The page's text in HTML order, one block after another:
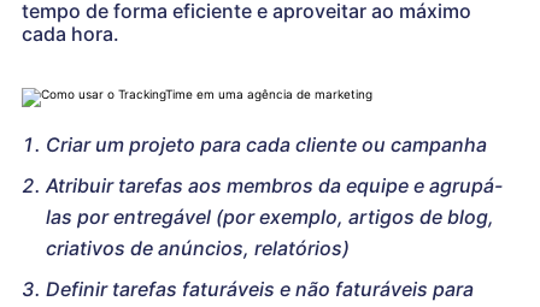
tempo de forma eficiente e aproveitar ao máximo
cada hora.
Criar um projeto para cada cliente ou campanha
Atribuir tarefas aos membros da equipe e agrupá-
las por entregável (por exemplo, artigos de blog,
criativos de anúncios, relatórios)
Definir tarefas faturáveis e não faturáveis para